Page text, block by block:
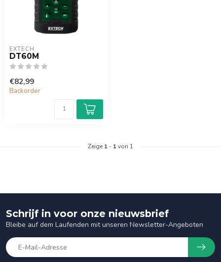
EXTECH
DT60M
€82,99
Backorder
Zeige 1 - 1von 1
Schrijf in voor onze nieuwsbrief
Bleibe auf dem Laufenden mit unseren Newsletter-Angeboten